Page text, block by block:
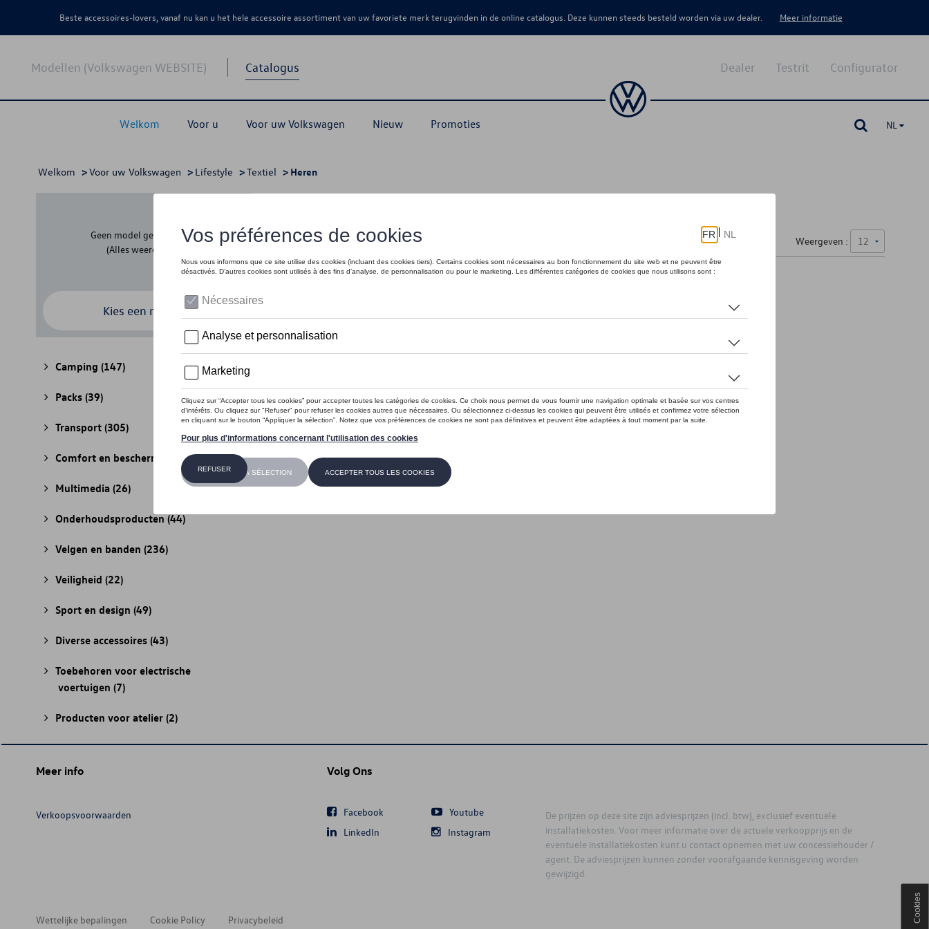
Beste accessoires-lovers, vanaf nu kan u het hele accessoire assortiment van uw favoriete merk terugvinden in de online catalogus. Deze kunnen steeds besteld worden via uw dealer. Meer informatie
Modellen (Volkswagen WEBSITE) Catalogus
Welkom Voor u Voor uw Volkswagen Nieuw Promoties
Configurator
Testrit
Dealer
NL
Welkom >Voor uw Volkswagen > Lifestyle >Textiel > Heren
Geen model geselecteerd
(Alles weergeven)
Kies een model
Camping (147)
Packs (39)
Transport (305)
Comfort en bescherming (841)
Multimedia (26)
Onderhoudsproducten(44)
Velgen en banden (236)
Veiligheid (22)
Sport en design (49)
Diverse accessoires (43)
Toebehoren voor electrische
voertuigen (7)
Producten voor atelier (2)
Weergeven :
Meer info
Verkoopsvoorwaarden
Volg Ons
Facebook
Youtube
LinkedIn
Instagram
De prijzen op deze site zijn adviesprijzen (incl. btw), exclusief eventuele
installatiekosten. Voor meer informatie over de actuele verkoopprijs en de
eventuele installatiekosten kunt u contact opnemen met uw concessiehouder /
agent. De adviesprijzen kunnen zonder voorafgaande kennisgeving worden
gewijzigd.
Wettelijke bepalingen Cookie Policy
Privacybeleid
Cookies